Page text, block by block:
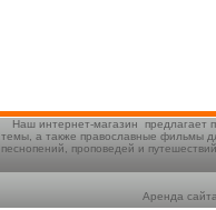
Наш интернет-магазин предлагает
темы, а также православные фильмы
песнопений, проповедей и
Аренда